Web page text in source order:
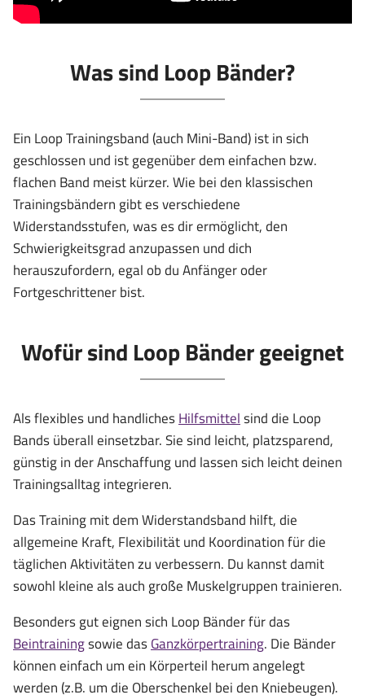
Was sind Loop Bänder?
Ein Loop Trainingsband (auch Mini-Band) ist in sich
geschlossen und ist gegenüber dem einfachen bzw.
flachen Band meist kürzer. Wie bei den klassischen
Trainingsbändern gibt es verschiedene
Widerstandsstufen, was es dir ermöglicht, den
Schwierigkeitsgrad anzupassen und dich
herauszufordern, egal ob du Anfänger oder
Fortgeschrittener bist.
Wofür sind Loop Bänder geeignet
Als flexibles und handlichesHilfsmittelsind die Loop
Bands überall einsetzbar. Sie sind leicht, platzsparend,
günstig in der Anschaffung und lassen sich leicht deinen
Trainingsalltag integrieren.
Das Training mit dem Widerstandsband hilft, die
allgemeine Kraft, Flexibilität und Koordination für die
täglichen Aktivitäten zu verbessern. Du kannst damit
sowohl kleine als auch große Muskelgruppen trainieren.
Besonders gut eignen sich Loop Bänder für das
Beintrainingsowie dasGanzkörpertraining. Die Bänder
können einfach um ein Körperteil herum angelegt
werden (z.B. um die Oberschenkel bei den Kniebeugen).